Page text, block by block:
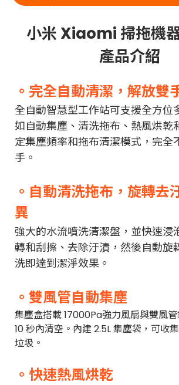
小米 Xiaomi 掃拖機
產品介紹
。完全自動清潔，解放雙
全自動智慧型工作站可支援全方位
如自動集塵、清洗拖布、熱風烘乾
定集塵頻率和拖布清潔模式，完全
手。
。自動清洗拖布，旋轉去
異
強大的水流噴洗清潔盤，並快速浸
轉和刮擦、去除汙漬，然後自動旋
洗即達到潔淨效果。
。雙風管自動集塵
集塵盒搭載 17000Pa強力風扇與雙風
10 秒內清空。內建 2.5L 集塵袋，可收
垃圾。
。快速熱風烘乾